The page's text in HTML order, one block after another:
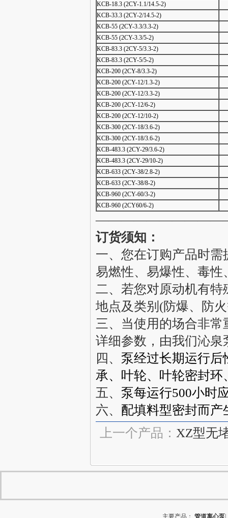
KCB-18.3 (2CY-1.1/14.5-2)
KCB-33.3 (2CY-2/14.5-2)
KCB-55 (2CY-3.3/3.3-2)
KCB-55 (2CY-3.3/5-2)
KCB-83.3 (2CY-5/3.3-2)
KCB-83.3 (2CY-5/5-2)
KCB-200 (2CY-8/3.3-2)
KCB-200 (2CY-12/1.3-2)
KCB-200 (2CY-12/3.3-2)
KCB-200 (2CY-12/6-2)
KCB-200 (2CY-12/10-2)
KCB-300 (2CY-18/3.6-2)
KCB-300 (2CY-18/3.6-2)
KCB-483.3 (2CY-29/3.6-2)
KCB-483.3 (2CY-29/10-2)
KCB-633 (2CY-38/2.8-2)
KCB-633 (2CY-38/8-2)
KCB-960 (2CY-60/3-2)
KCB-960 (2CY60/6-2)
订货须知：
一、您在订购产品时
易燃性、易爆性、毒
二、若您对原动机有
地点及类别(防爆、防
三、当使用的场合非
详细参数，由我们沁泉
四、 泵经过长期运行
承、叶轮、叶轮密封
五、 泵每运行500小时
六、 配填料型密封而产
上一个产品： XZ型无
主要产品： 管道离心泵